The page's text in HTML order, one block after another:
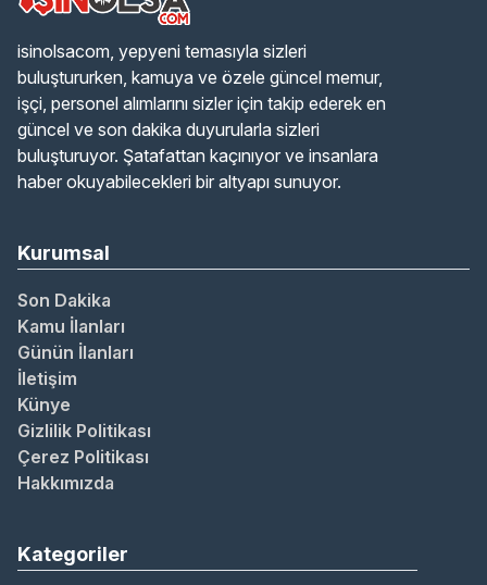
isinolsacom, yepyeni temasıyla sizleri
buluştururken, kamuya ve özele güncel memur,
işçi, personel alımlarını sizler için takip ederek en
güncel ve son dakika duyurularla sizleri
buluşturuyor. Şatafattan kaçınıyor ve insanlara
haber okuyabilecekleri bir altyapı sunuyor.
Kurumsal
Son Dakika
Kamu İlanları
Günün İlanları
İletişim
Künye
Gizlilik Politikası
Çerez Politikası
Hakkımızda
Kategoriler